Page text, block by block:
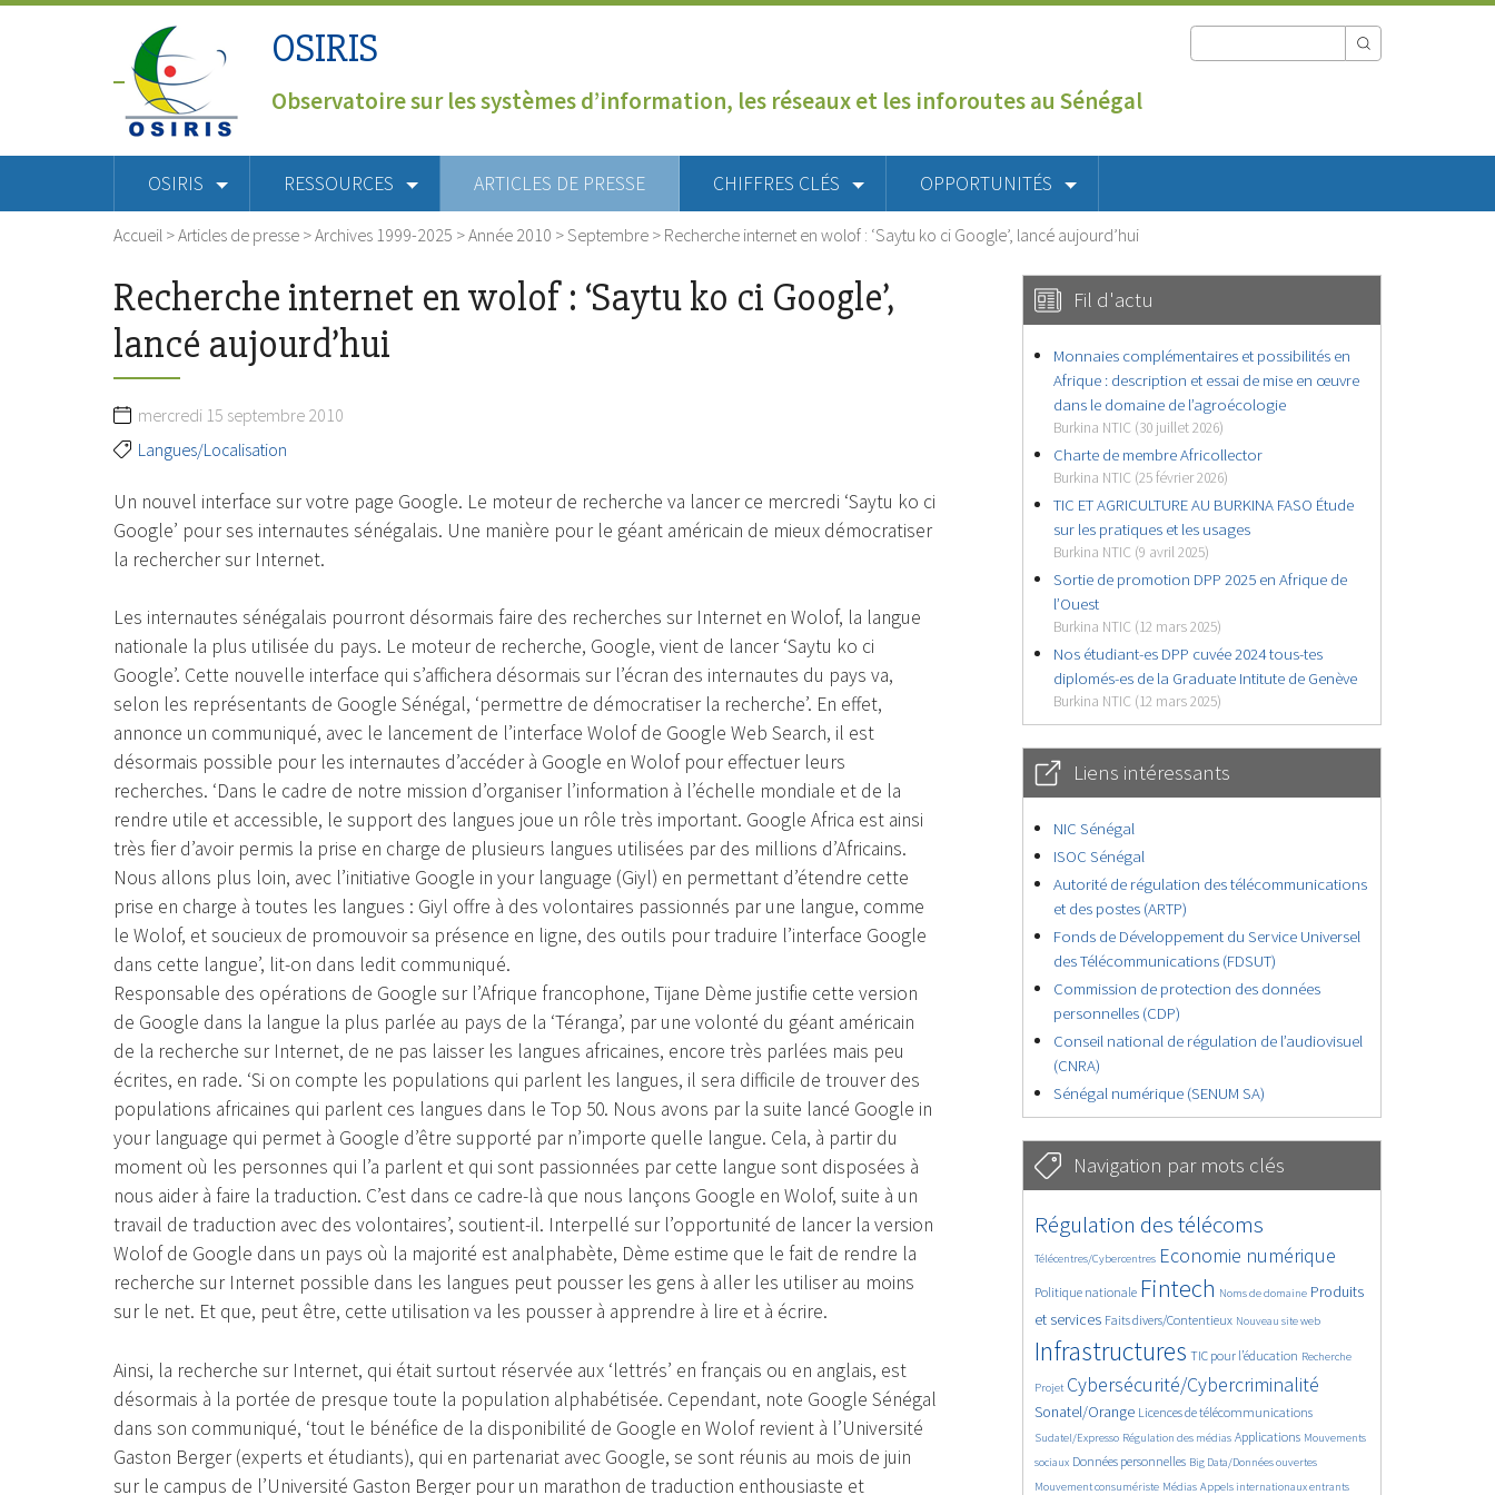
OSIRIS
Observatoire sur les systèmes d’information, les réseaux et les inforoutes au Sénégal
OSIRIS RESSOURCES ARTICLES DE PRESSE CHIFFRES CLÉS OPPORTUNITÉS
Accueil >Articles de presse >Archives 1999-2025 >Année 2010 >Septembre > Recherche internet en wolof : ‘Saytu ko ci Google’, lancé aujourd’hui
Recherche internet en wolof : ‘Saytu ko ci Google’,
lancé aujourd’hui
mercredi 15 septembre 2010
Langues/Localisation
Un nouvel interface sur votre page Google. Le moteur de recherche va lancer ce mercredi ‘Saytu ko ci
Google’ pour ses internautes sénégalais. Une manière pour le géant américain de mieux démocratiser
la rechercher sur Internet.
Les internautes sénégalais pourront désormais faire des recherches sur Internet en Wolof, la langue
nationale la plus utilisée du pays. Le moteur de recherche, Google, vient de lancer ‘Saytu ko ci
Google’. Cette nouvelle interface qui s’affichera désormais sur l’écran des internautes du pays va,
selon les représentants de Google Sénégal, ‘permettre de démocratiser la recherche’. En effet,
annonce un communiqué, avec le lancement de l’interface Wolof de Google Web Search, il est
désormais possible pour les internautes d’accéder à Google en Wolof pour effectuer leurs
recherches. ‘Dans le cadre de notre mission d’organiser l’information à l’échelle mondiale et de la
rendre utile et accessible, le support des langues joue un rôle très important. Google Africa est ainsi
très fier d’avoir permis la prise en charge de plusieurs langues utilisées par des millions d’Africains.
Nous allons plus loin, avec l’initiative Google in your language (Giyl) en permettant d’étendre cette
prise en charge à toutes les langues : Giyl offre à des volontaires passionnés par une langue, comme
le Wolof, et soucieux de promouvoir sa présence en ligne, des outils pour traduire l’interface Google
dans cette langue’, lit-on dans ledit communiqué.
Responsable des opérations de Google sur l’Afrique francophone, Tijane Dème justifie cette version
de Google dans la langue la plus parlée au pays de la ‘Téranga’, par une volonté du géant américain
de la recherche sur Internet, de ne pas laisser les langues africaines, encore très parlées mais peu
écrites, en rade. ‘Si on compte les populations qui parlent les langues, il sera difficile de trouver des
populations africaines qui parlent ces langues dans le Top 50. Nous avons par la suite lancé Google in
your language qui permet à Google d’être supporté par n’importe quelle langue. Cela, à partir du
moment où les personnes qui l’a parlent et qui sont passionnées par cette langue sont disposées à
nous aider à faire la traduction. C’est dans ce cadre-là que nous lançons Google en Wolof, suite à un
travail de traduction avec des volontaires’, soutient-il. Interpellé sur l’opportunité de lancer la version
Wolof de Google dans un pays où la majorité est analphabète, Dème estime que le fait de rendre la
recherche sur Internet possible dans les langues peut pousser les gens à aller les utiliser au moins
sur le net. Et que, peut être, cette utilisation va les pousser à apprendre à lire et à écrire.
Ainsi, la recherche sur Internet, qui était surtout réservée aux ‘lettrés’ en français ou en anglais, est
désormais à la portée de presque toute la population alphabétisée. Cependant, note Google Sénégal
dans son communiqué, ‘tout le bénéfice de la disponibilité de Google en Wolof revient à l’Université
Gaston Berger (experts et étudiants), qui en partenariat avec Google, se sont réunis au mois de juin
sur le campus de l’Université Gaston Berger pour un marathon de traduction enthousiaste et
Fil d'actu
Monnaies complémentaires et possibilités en
Afrique : description et essai de mise en œuvre
dans le domaine de l’agroécologie
Burkina NTIC (30 juillet 2026)
Charte de membre Africollector
Burkina NTIC (25 février 2026)
TIC ET AGRICULTURE AU BURKINA FASO Étude
sur les pratiques et les usages
Burkina NTIC (9 avril 2025)
Sortie de promotion DPP 2025 en Afrique de
l’Ouest
Burkina NTIC (12 mars 2025)
Nos étudiant-es DPP cuvée 2024 tous-tes
diplomés-es de la Graduate Intitute de Genève
Burkina NTIC (12 mars 2025)
Liens intéressants
NIC Sénégal
ISOC Sénégal
Autorité de régulation des télécommunications
et des postes (ARTP)
Fonds de Développement du Service Universel
des Télécommunications (FDSUT)
Commission de protection des données
personnelles (CDP)
Conseil national de régulation de l’audiovisuel
(CNRA)
Sénégal numérique (SENUM SA)
Navigation par mots clés
4622/5580
Régulation des télécoms
356/5580
Télécentres/Cybercentres
3677/5580 Economie numérique
1837/5580
Politique nationale
5174/5580 Fintech
670/5580
Noms de domaine
2365/5580
Produits
et services
1591/5580 Faits divers/Contentieux
827/5580 Nouveau site web
5580/5580
Infrastructures
1821/5580
TIC pour l’éducation
195/5580
Recherche
247/5580
Projet
3558/5580Cybersécurité/Cybercriminalité
2326/5580
Sonatel/Orange
1619/5580 Licences de télécommunications
283/5580
Sudatel/Expresso
1023/5580 Régulation des médias
1508/5580 Applications
1166/5580
Mouvements
sociaux
1664/5580Données personnelles
140/5580 Big Data/Données ouvertes
619/5580
Mouvement consumériste
377/5580 Médias
655/5580 Appels internationaux entrants
1735/5580